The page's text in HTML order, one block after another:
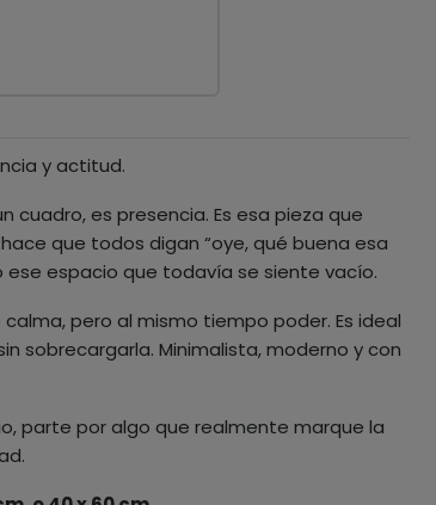
y actitud.
cuadro, es presencia. Es esa pieza que
que todos digan “oye, qué buena esa
ese espacio que todavía se siente vacío.
pero al mismo tiempo poder. Es ideal
sobrecargarla. Minimalista, moderno y con
parte por algo que realmente marque la